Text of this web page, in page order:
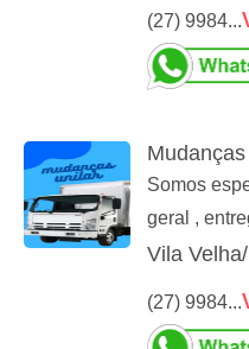
(27) 9984...
Somos
geral ,
Vila
(27) 9984...